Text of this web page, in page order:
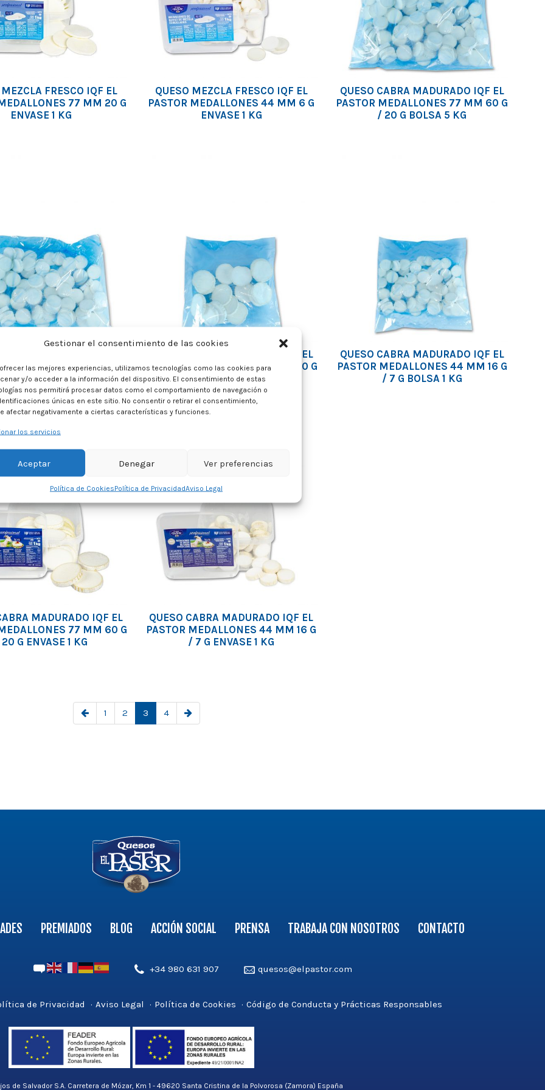
Gestionar el consentimiento de las cookies
ofrecer las mejores experiencias, utilizamos tecnologías como las cookies para
y/o acceder a la información del dispositivo. El consentimiento de estas
nos permitirá procesar datos como el comportamiento de navegación o
únicas en este sitio. No consentir o retirar el consentimiento,
afectar negativamente a ciertas características y funciones.
los servicios
Aceptar Denegar Ver preferencias
Política de CookiesPolítica de PrivacidadAviso Legal
FRESCO IQF EL
77 MM 20 G
ENVASE 1 KG
QUESO MEZCLA FRESCO IQF EL
PASTOR MEDALLONES 44 MM 6 G
ENVASE 1 KG
QUESO CABRA MADURADO IQF EL
PASTOR MEDALLONES 77 MM 60 G
/ 20 G BOLSA 5 KG
MADURADO IQF EL
44 MM 16 G
/ 7 G BOLSA 5 KG
QUESO CABRA MADURADO IQF EL
PASTOR MEDALLONES 77 MM 60 G
/ 20 G BOLSA 1 KG
QUESO CABRA MADURADO IQF EL
PASTOR MEDALLONES 44 MM 16 G
/ 7 G BOLSA 1 KG
MADURADO IQF EL
77 MM 60 G
G ENVASE 1 KG
QUESO CABRA MADURADO IQF EL
PASTOR MEDALLONES 44 MM 16 G
/ 7 G ENVASE 1 KG
1 2 3 4
PREMIADOS BLOG ACCIÓN SOCIAL PRENSA TRABAJA CON NOSOTROS CONTACTO
Teléfono',
>
+34 980 631 907
Email',
>
quesos@elpastor.com
de Privacidad Aviso Legal Política de Cookies Código de Conducta y Prácticas Responsables
de Salvador S.A. Carretera de Mózar, Km 1 - 49620 Santa Cristina de la Polvorosa (Zamora) España